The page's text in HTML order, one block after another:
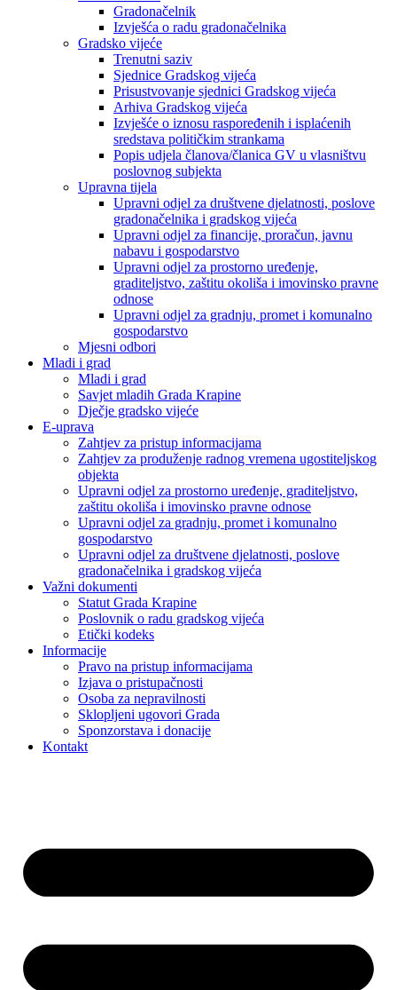
Gradonačelnik
Izvješća o radu gradonačelnika
Gradsko vijeće
Trenutni saziv
Sjednice Gradskog vijeća
Prisustvovanje sjednici Gradskog vijeća
Arhiva Gradskog vijeća
Izvješće o iznosu raspoređenih i isplaćenih
sredstava političkim strankama
Popis udjela članova/članica GV u vlasništvu
poslovnog subjekta
Upravna tijela
Upravni odjel za društvene djelatnosti, poslove
gradonačelnika i gradskog vijeća
Upravni odjel za financije, proračun, javnu
nabavu i gospodarstvo
Upravni odjel za prostorno uređenje,
graditeljstvo, zaštitu okoliša i imovinsko pravne
odnose
Upravni odjel za gradnju, promet i komunalno
gospodarstvo
Mjesni odbori
Mladi i grad
Mladi i grad
Savjet mladih Grada Krapine
Dječje gradsko vijeće
E-uprava
Zahtjev za pristup informacijama
Zahtjev za produženje radnog vremena ugostiteljskog
objekta
Upravni odjel za prostorno uređenje, graditeljstvo,
zaštitu okoliša i imovinsko pravne odnose
Upravni odjel za gradnju, promet i komunalno
gospodarstvo
Upravni odjel za društvene djelatnosti, poslove
gradonačelnika i gradskog vijeća
Važni dokumenti
Statut Grada Krapine
Poslovnik o radu gradskog vijeća
Etički kodeks
Informacije
Pravo na pristup informacijama
Izjava o pristupačnosti
Osoba za nepravilnosti
Sklopljeni ugovori Grada
Sponzorstava i donacije
Kontakt